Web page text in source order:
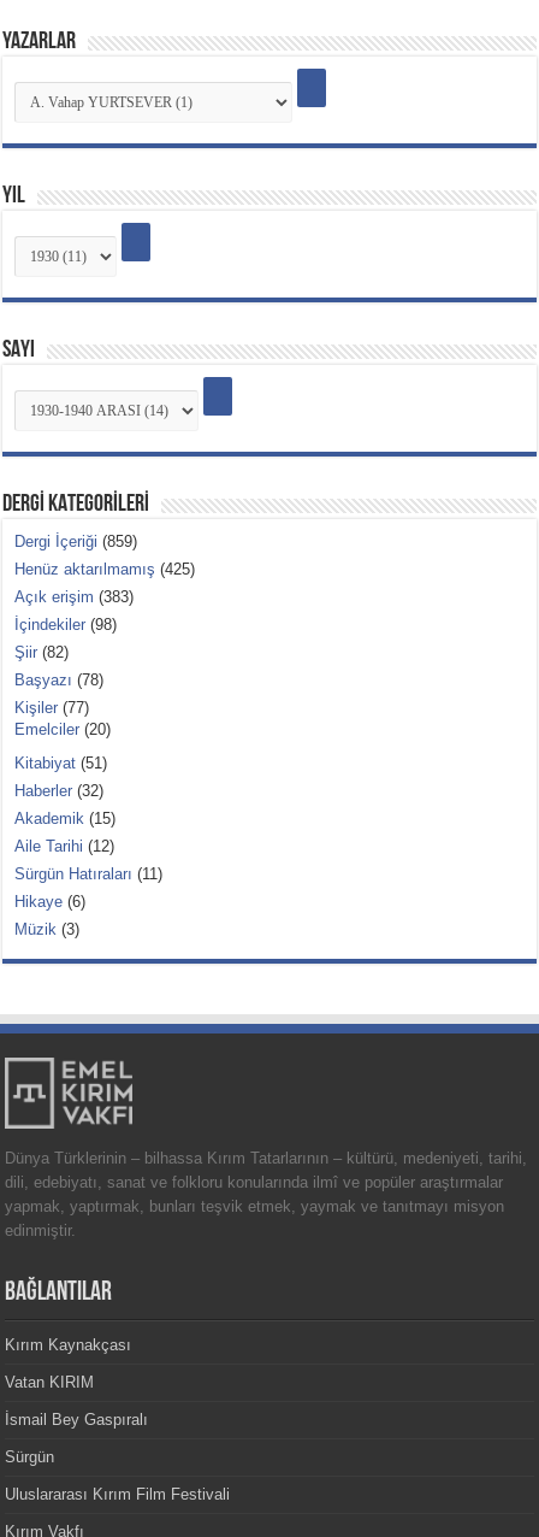
YAZARLAR
YIL
SAYI
DERGİ KATEGORİLERİ
Dergi İçeriği (859)
Henüz aktarılmamış (425)
Açık erişim (383)
İçindekiler (98)
Şiir (82)
Başyazı (78)
Kişiler (77)
Emelciler (20)
Kitabiyat (51)
Haberler (32)
Akademik (15)
Aile Tarihi (12)
Sürgün Hatıraları (11)
Hikaye (6)
Müzik (3)
Dünya Türklerinin – bilhassa Kırım Tatarlarının – kültürü, medeniyeti, tarihi,
dili, edebiyatı, sanat ve folkloru konularında ilmî ve popüler araştırmalar
yapmak, yaptırmak, bunları teşvik etmek, yaymak ve tanıtmayı misyon
edinmiştir.
BAĞLANTILAR
Kırım Kaynakçası
Vatan KIRIM
İsmail Bey Gaspıralı
Sürgün
Uluslararası Kırım Film Festivali
Kırım Vakfı